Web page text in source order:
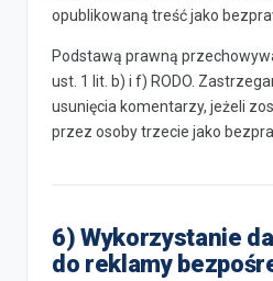
opublikowaną treść jako
Podstawą prawną
ust. 1 lit. b) i f) RODO.
usunięcia komentarzy, jeżeli
przez osoby trzecie jako
6) Wykorzystanie
do reklamy